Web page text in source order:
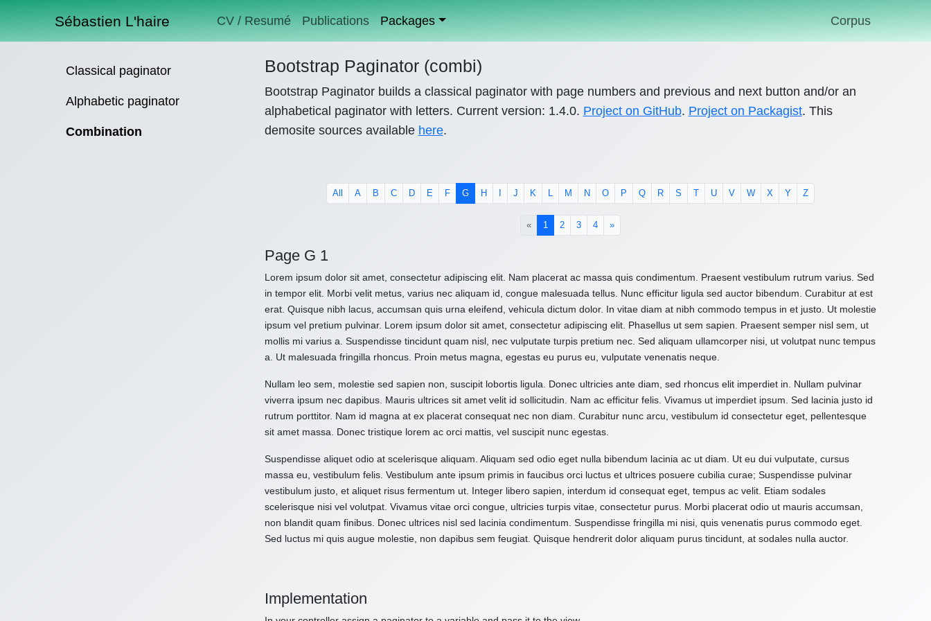
Sébastien L'haire CV / Resumé Publications Packages Corpus
Classical paginator
Alphabetic paginator
Combination
Bootstrap Paginator (combi)
Bootstrap Paginator builds a classical paginator with page numbers and previous and next button and/or an
alphabetical paginator with letters. Current version: 1.4.0. Project on GitHub. Project on Packagist. This
demosite sources available here.
All A B C D E F G H J K L M N O P Q R S U V W X Y Z
« 1 (current)
2 3 4 »
Page G 1
Lorem ipsum dolor sit amet, consectetur adipiscing elit. Nam placerat ac massa quis condimentum. Praesent vestibulum rutrum varius. Sed
in tempor elit. Morbi velit metus, varius nec aliquam id, congue malesuada tellus. Nunc efficitur ligula sed auctor bibendum. Curabitur at est
erat. Quisque nibh lacus, accumsan quis urna eleifend, vehicula dictum dolor. In vitae diam at nibh commodo tempus in et justo. Ut molestie
ipsum vel pretium pulvinar. Lorem ipsum dolor sit amet, consectetur adipiscing elit. Phasellus ut sem sapien. Praesent semper nisl sem, ut
mollis mi varius a. Suspendisse tincidunt quam nisl, nec vulputate turpis pretium nec. Sed aliquam ullamcorper nisi, ut volutpat nunc tempus
a. Ut malesuada fringilla rhoncus. Proin metus magna, egestas eu purus eu, vulputate venenatis neque.
Nullam leo sem, molestie sed sapien non, suscipit lobortis ligula. Donec ultricies ante diam, sed rhoncus elit imperdiet in. Nullam pulvinar
viverra ipsum nec dapibus. Mauris ultrices sit amet velit id sollicitudin. Nam ac efficitur felis. Vivamus ut imperdiet ipsum. Sed lacinia justo id
rutrum porttitor. Nam id magna at ex placerat consequat nec non diam. Curabitur nunc arcu, vestibulum id consectetur eget, pellentesque
sit amet massa. Donec tristique lorem ac orci mattis, vel suscipit nunc egestas.
Suspendisse aliquet odio at scelerisque aliquam. Aliquam sed odio eget nulla bibendum lacinia ac ut diam. Ut eu dui vulputate, cursus
massa eu, vestibulum felis. Vestibulum ante ipsum primis in faucibus orci luctus et ultrices posuere cubilia curae; Suspendisse pulvinar
vestibulum justo, et aliquet risus fermentum ut. Integer libero sapien, interdum id consequat eget, tempus ac velit. Etiam sodales
scelerisque nisi vel volutpat. Vivamus vitae orci congue, ultricies turpis vitae, consectetur purus. Morbi placerat odio ut mauris accumsan,
non blandit quam finibus. Donec ultrices nisl sed lacinia condimentum. Suspendisse fringilla mi nisi, quis venenatis purus commodo eget.
Sed luctus mi quis augue molestie, non dapibus sem feugiat. Quisque hendrerit dolor aliquam purus tincidunt, at sodales nulla auctor.
Implementation